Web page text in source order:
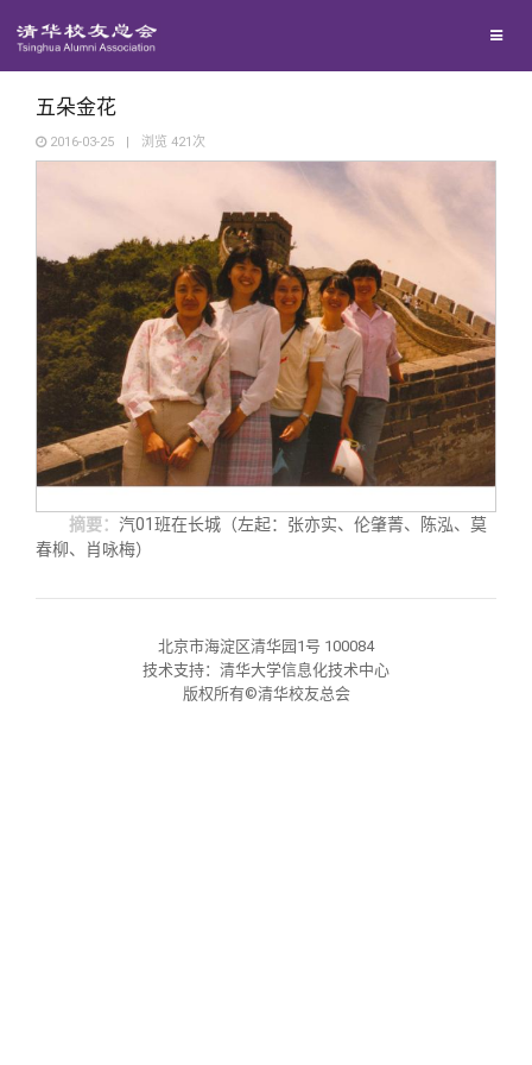
捐赠项目
捐赠新闻
捐赠纪事
捐赠方法
义工计划
媒体平台
《清华校友通讯》
《水木清华》
我要订阅
新媒体平台
百年清华
清华人物
清华故事
青春风采
校友讲坛
校友服务
终身学习
信息化服务
实用信息
校友总会
总会简介
总会章程
关闭
五朵金花
2016-03-25 | 浏览 421 次
摘要： 汽01班在长城（左起：张亦实、伦肇菁、陈泓、莫
春柳、肖咏梅）
北京市海淀区清华园1号 100084
技术支持：清华大学信息化技术中心
版权所有©清华校友总会